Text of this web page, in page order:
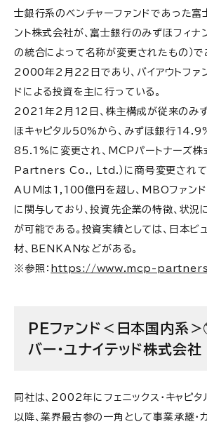
士銀行系のベンチャーファンドであった富
ント株式会社が、富士銀行のみずほフィナ
の統合によって名称が変更されたもの）で
2000年2月22日であり、バイアウトファン
ドによる投資を主に行っている。
2021年2月12日、株主構成が従来のみ
ほキャピタル50%から、みずほ銀行
85.1%に変更され、MCPパートナーズ株
Partners Co., Ltd.）に商号変更されて
AUMは1,100億円を超し、MBOファンド
に関与しており、投資先企業の特徴、状況
が可能である。投資実績としては、日本ビ
材、BENKANなどがある。
※参照： https://www.mcp-
PEファンド＜日本国内系
バー・ユナイテッド株式会社
同社は、2002年にフェニックス・キャピ
以降、業界最古参の一角として事業承継・